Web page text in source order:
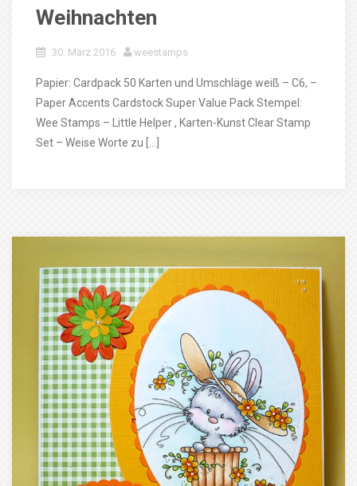
Weihnachten
30. März 2016 weestamps
Papier: Cardpack 50 Karten und Umschläge weiß – C6, –
Paper Accents Cardstock Super Value Pack Stempel:
Wee Stamps – Little Helper , Karten-Kunst Clear Stamp
Set – Weise Worte zu […]